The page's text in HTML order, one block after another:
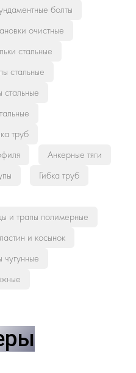
болты
очистные
стальные
стальные
труб
Анкерные тяги
Гибка труб
и трапы полимерные
и косынок